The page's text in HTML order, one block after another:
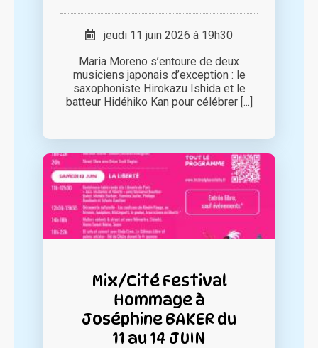
jeudi 11 juin 2026 à 19h30
Maria Moreno s’entoure de deux
musiciens japonais d’exception : le
saxophoniste Hirokazu Ishida et le
batteur Hidéhiko Kan pour célébrer [...]
Mix/Cité Festival
Hommage à
Joséphine BAKER du
11 au 14 JUIN